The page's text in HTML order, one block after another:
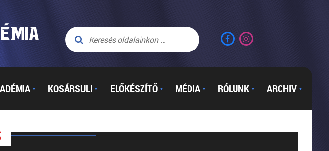
▼ KOSÁRSULI ▼ ELŐKÉSZÍTŐ ▼ MÉDIA ▼ RÓLUNK ▼ ARCHIV ▼